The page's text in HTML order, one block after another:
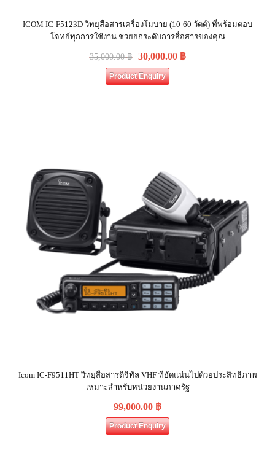
ICOM IC-F5123D วิทยุสื่อสารเครื่องโมบาย (10-60 วัตต์) ที่พร้อมตอบ
โจทย์ทุกการใช้งาน ช่วยยกระดับการสื่อสารของคุณ
35,000.00฿ 30,000.00 ฿
Product Enquiry
Icom IC-F9511HT วิทยุสื่อสารดิจิทัล VHF ที่อัดแน่นไปด้วยประสิทธิภาพ
เหมาะสำหรับหน่วยงานภาครัฐ
99,000.00 ฿
Product Enquiry